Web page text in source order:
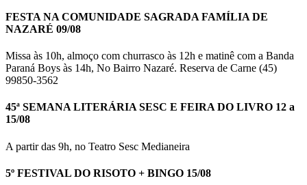
FESTA NA COMUNIDADE SAGRADA FAMÍLIA DE
NAZARÉ 09/08
Missa às 10h, almoço com churrasco às 12h e matinê com a Banda
Paraná Boys às 14h, No Bairro Nazaré. Reserva de Carne (45)
99850-3562
45ª SEMANA LITERÁRIA SESC E FEIRA DO LIVRO 12 a
15/08
A partir das 9h, no Teatro Sesc Medianeira
5º FESTIVAL DO RISOTO + BINGO 15/08